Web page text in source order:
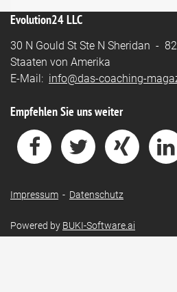
Evolution24 LLC
30 N Gould St Ste N Sheridan -
Staaten von Amerika
E-Mail: info@das-coaching-
Empfehlen Sie uns weiter
Impressum - Datenschutz
Powered by BUKI-Software.ai